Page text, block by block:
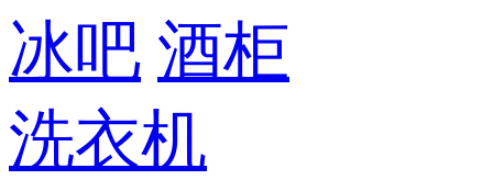
冰吧 酒柜
洗衣机